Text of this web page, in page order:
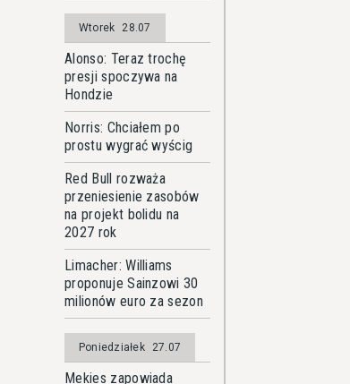
Wtorek 28.07
Alonso: Teraz trochę
presji spoczywa na
Hondzie
Norris: Chciałem po
prostu wygrać wyścig
Red Bull rozważa
przeniesienie zasobów
na projekt bolidu na
2027 rok
Limacher: Williams
proponuje Sainzowi 30
milionów euro za sezon
Poniedziałek 27.07
Mekies zapowiada